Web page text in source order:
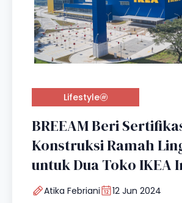
Lifestyle
BREEAM Beri
Konstruksi Ramah
untuk Dua Toko IKEA
Atika Febriani 12 Jun 2024